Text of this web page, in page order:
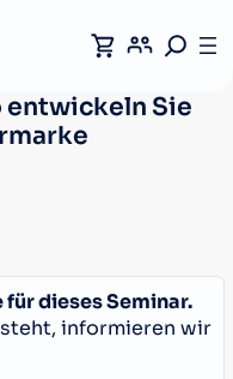
entwickeln Sie
dieses Seminar.
informieren wir